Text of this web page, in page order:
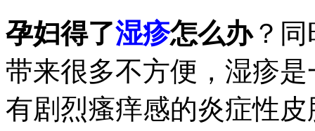
孕妇得了湿疹怎么办？同
带来很多不方便，湿疹
有剧烈瘙痒感的炎症性